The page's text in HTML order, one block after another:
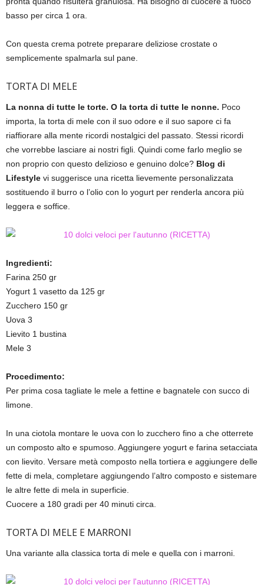
basso per circa 1 ora.
Con questa crema potrete preparare deliziose crostate o
semplicemente spalmarla sul pane.
TORTA DI MELE
La nonna di tutte le torte. O la torta di tutte le nonne. Poco
importa, la torta di mele con il suo odore e il suo sapore ci fa
riaffiorare alla mente ricordi nostalgici del passato. Stessi ricordi
che vorrebbe lasciare ai nostri figli. Quindi come farlo meglio se
non proprio con questo delizioso e genuino dolce? Blog di
Lifestyle vi suggerisce una ricetta lievemente personalizzata
sostituendo il burro o l’olio con lo yogurt per renderla ancora più
leggera e soffice.
Ingredienti:
Farina 250 gr
Yogurt 1 vasetto da 125 gr
Zucchero 150 gr
Uova 3
Lievito 1 bustina
Mele 3
Procedimento:
Per prima cosa tagliate le mele a fettine e bagnatele con succo di
limone.
In una ciotola montare le uova con lo zucchero fino a che otterrete
un composto alto e spumoso. Aggiungere yogurt e farina setacciata
con lievito. Versare metà composto nella tortiera e aggiungere delle
fette di mela, completare aggiungendo l’altro composto e sistemare
le altre fette di mela in superficie.
Cuocere a 180 gradi per 40 minuti circa.
TORTA DI MELE E MARRONI
Una variante alla classica torta di mele e quella con i marroni.